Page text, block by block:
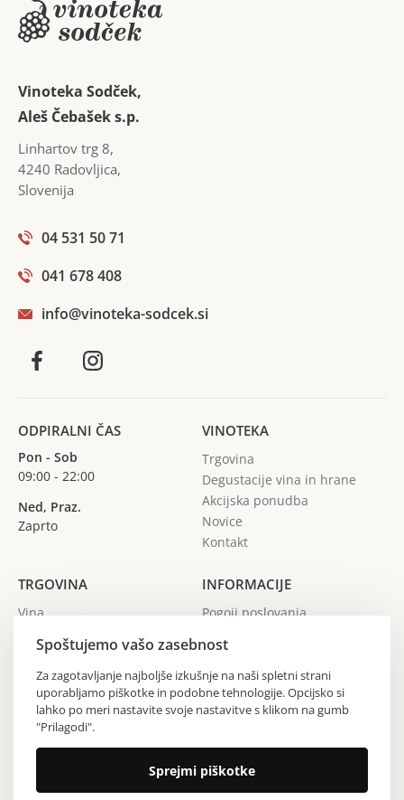
se človek uči do svoje smrti, to prav gotovo drži pri
vinogradništvu in vinarstvu.
Vinoteka Sodček,
Aleš Čebašek s.p.
Linhartov trg 8,
4240 Radovljica,
Slovenija
04 531 50 71
041 678 408
info@vinoteka-sodcek.si
ODPIRALNI ČAS
Pon - Sob
09:00 - 22:00
Ned, Praz.
Zaprto
VINOTEKA
Trgovina
Degustacije vina in hrane
Akcijska ponudba
Novice
Kontakt
TRGOVINA
Vina
Gin
Vinarji
Regije
INFORMACIJE
Pogoji poslovanja
Copyright © 2024 Vinoteka Sodček. Vse pravice pridržane.
Izdelava spletne strani All Pro d.o.o.
Spoštujemo vašo zasebnost
Za zagotavljanje najboljše izkušnje na naši spletni strani
uporabljamo piškotke in podobne tehnologije. Opcijsko si
lahko po meri nastavite svoje nastavitve s klikom na gumb
"Prilagodi".
Sprejmi piškotke